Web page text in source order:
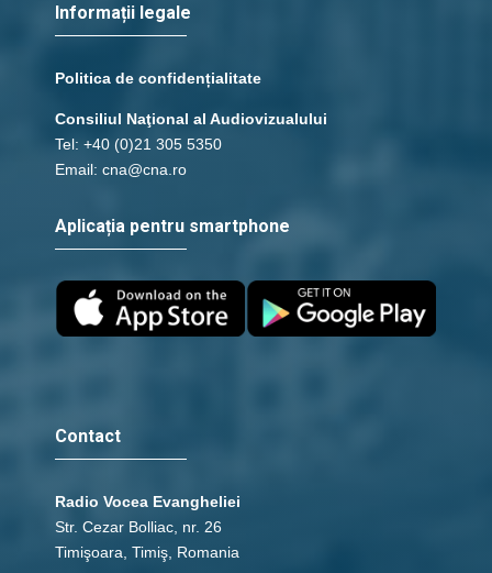
Informații legale
Politica de confidențialitate
Consiliul Naţional al Audiovizualului
Tel: +40 (0)21 305 5350
Email: cna@cna.ro
Aplicația pentru smartphone
Contact
Radio Vocea Evangheliei
Str. Cezar Bolliac, nr. 26
Timişoara, Timiş, Romania